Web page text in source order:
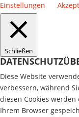
Einstellungen
Schließen
Diese Website
verbessern, während
diesen Cookies
Ihrem Browser